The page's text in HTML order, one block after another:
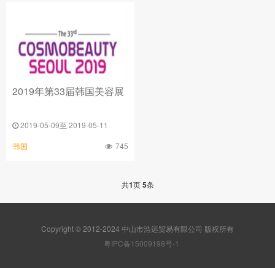
2019年第33届韩国美容展
2019-05-09至 2019-05-11
韩国 745
共1页5条
Copyright © 2012-2024 中山市浩远贸易有限公司 版权所有
粤IPC备15009198号-1